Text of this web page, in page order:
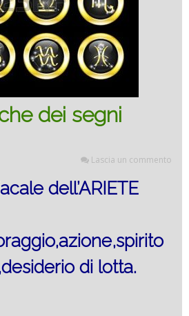
dei segni
Lascia un commento
dell’ARIETE
di lotta.